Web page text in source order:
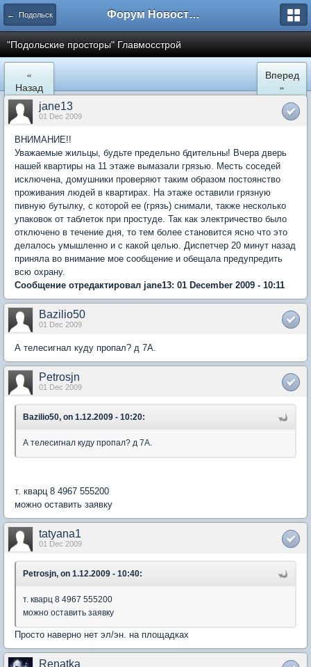
← Подольск Форум Новостройки
"Подольские просторы" Главмосстрой
«
Назад
Вперед
»
jane13
01 Dec 2009
ВНИМАНИЕ!!
Уважаемые жильцы, будьте предельно бдительны! Вчера дверь
нашей квартиры на 11 этаже вымазали грязью. Месть соседей
исключена, домушники проверяют таким образом постоянство
проживания людей в квартирах. На этаже оставили грязную
пивную бутылку, с которой ее (грязь) снимали, также несколько
упаковок от таблеток при простуде. Так как электричество было
отключено в течение дня, то тем более становится ясно что это
делалось умышленно и с какой целью. Диспетчер 20 минут назад
приняла во внимание мое сообщение и обещала предупредить
всю охрану.
Сообщение отредактировал jane13: 01 December 2009 - 10:11
Bazilio50
01 Dec 2009
А телесигнал куду пропал? д 7А.
Petrosjn
01 Dec 2009
Bazilio50, on 1.12.2009 - 10:20:
А телесигнал куду пропал? д 7А.
т. кварц 8 4967 555200
можно оставить заявку
tatyana1
01 Dec 2009
Petrosjn, on 1.12.2009 - 10:40:
т. кварц 8 4967 555200
можно оставить заявку
Просто наверно нет эл/эн. на площадках
Renatka